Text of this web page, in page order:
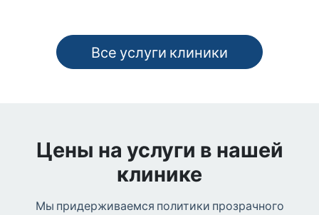
Все услуги клиники
Цены на услуги в нашей
клинике
Мы придерживаемся политики прозрачного